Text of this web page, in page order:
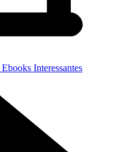
Ebooks Interessantes